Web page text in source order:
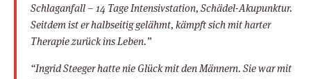
Schlaganfall – 14 Tage Intensivstation, Schädel-Akupunktur.
Seitdem ist er halbseitig gelähmt, kämpft sich mit harter
Therapie zurück ins Leben.”
“Ingrid Steeger hatte nie Glück mit den Männern. Sie war mit